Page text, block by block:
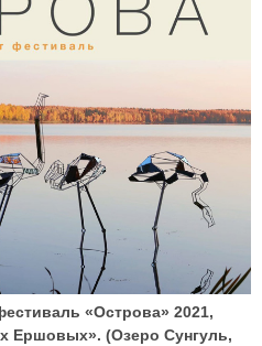
«Острова» 2021,
Ершовых». (Озеро Сунгуль,